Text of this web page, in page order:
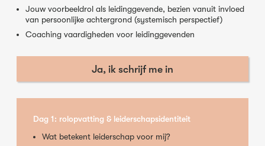
Jouw voorbeeldrol als leidinggevende, bezien vanuit invloed
van persoonlijke achtergrond (systemisch perspectief)
Coaching vaardigheden voor leidinggevenden
Ja, ik schrijf me in
Dag 1: rolopvatting & leiderschapsidentiteit
Wat betekent leiderschap voor mij?